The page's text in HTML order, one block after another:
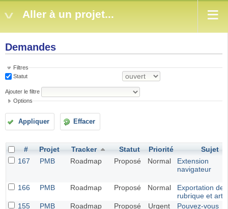
Aller à un projet...
Demandes
Filtres
Statut
Ajouter le filtre
Options
Appliquer Effacer
# Projet Tracker Statut Priorité
Sujet
167
PMB Roadmap Proposé Normal
Extension
navigateur
166 PMB Roadmap Proposé Normal
Exportation de
rubrique et
155
PMB Roadmap Proposé Urgent
Pouvez-vous